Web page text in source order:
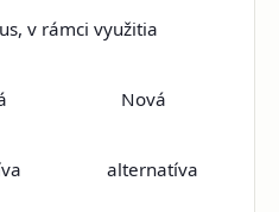
v rámci využitia
Nová
alternatíva